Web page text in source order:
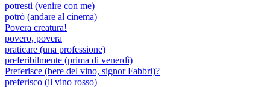
potresti (venire con me)
potrò (andare al cinema)
Povera creatura!
povero, povera
praticare (una professione)
preferibilmente (prima di venerdì)
Preferisce (bere del vino, signor Fabbri)?
preferisco (il vino rosso)